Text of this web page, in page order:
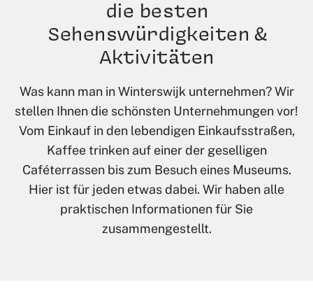
die besten
Sehenswürdigkeiten &
Aktivitäten
Was kann man in Winterswijk unternehmen? Wir
stellen Ihnen die schönsten Unternehmungen vor!
Vom Einkauf in den lebendigen Einkaufsstraßen,
Kaffee trinken auf einer der geselligen
Caféterrassen bis zum Besuch eines Museums.
Hier ist für jeden etwas dabei. Wir haben alle
praktischen Informationen für Sie
zusammengestellt.